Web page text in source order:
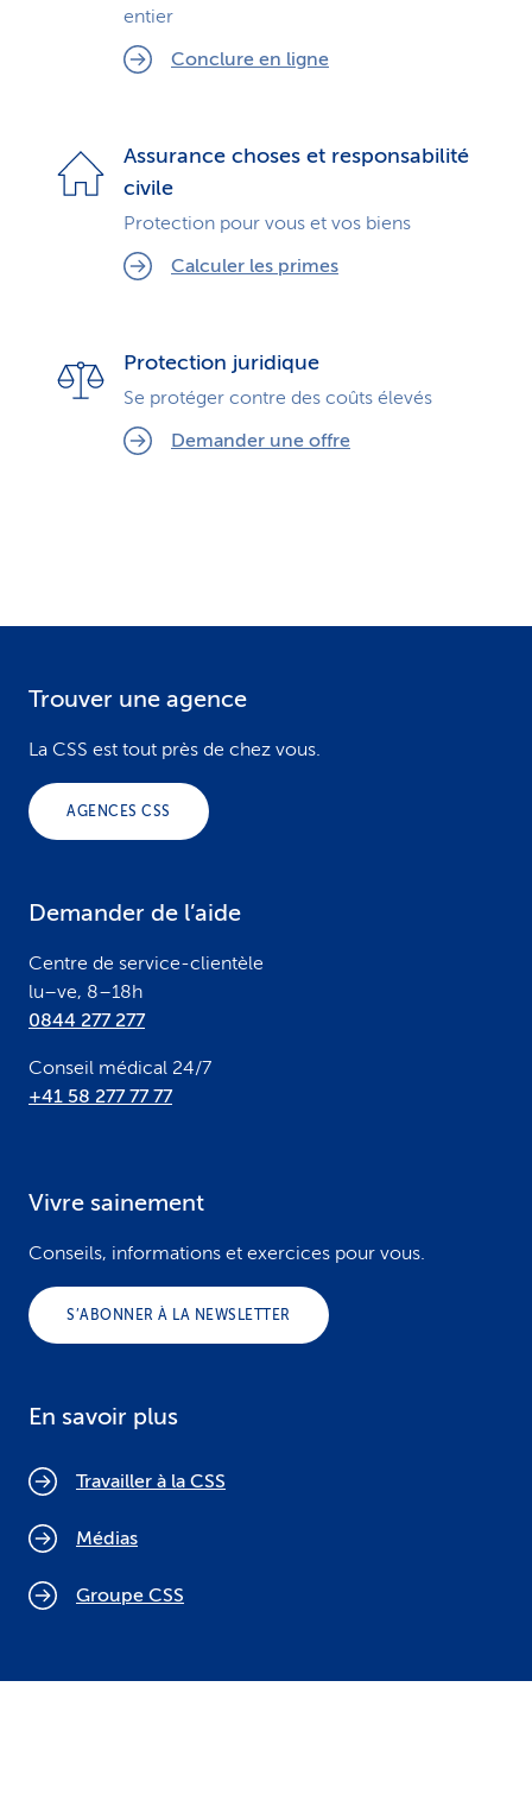
entier
Conclure en ligne
Assurance choses et responsabilité
civile
Protection pour vous et vos biens
Calculer les primes
Protection juridique
Se protéger contre des coûts élevés
Demander une offre
Trouver une agence
La CSS est tout près de chez vous.
AGENCES CSS
Demander de l’aide
Centre de service-clientèle
lu–ve, 8–18h
0844 277 277
Conseil médical 24/7
+41 58 277 77 77
Vivre sainement
Conseils, informations et exercices pour vous.
S’ABONNER À LA NEWSLETTER
En savoir plus
Travailler à la CSS
Médias
Groupe CSS